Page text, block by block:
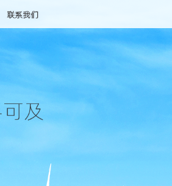
联系我们